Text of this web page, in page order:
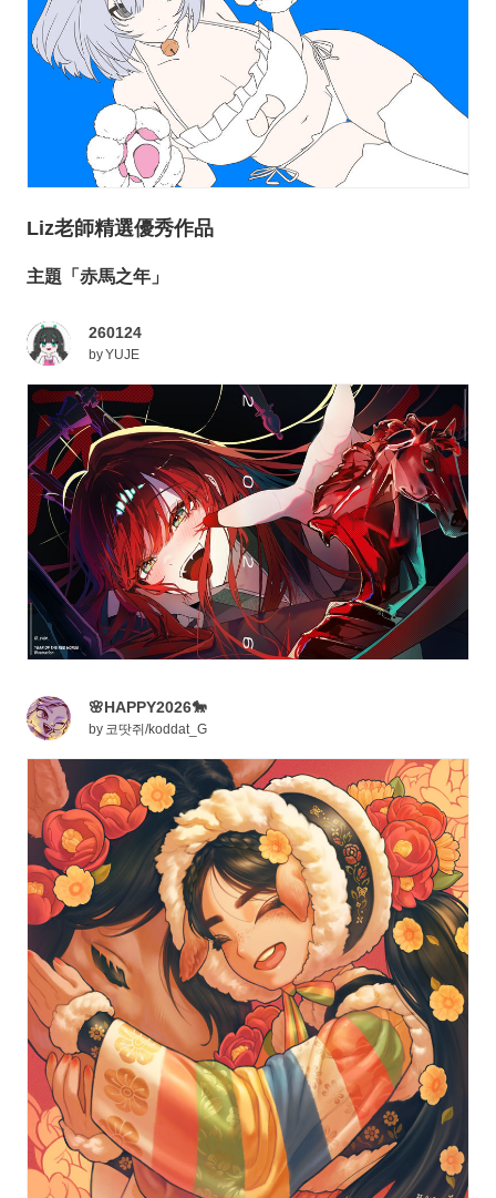
Liz老師精選優秀作品
主題「赤馬之年」
260124
byYUJE
🌸HAPPY2026🐎
by 코땃쥐/koddat_G